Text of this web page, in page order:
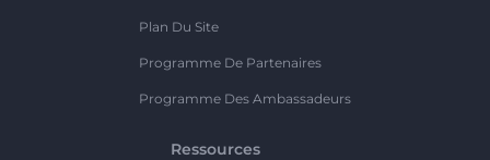
Plan Du Site
Programme De Partenaires
Programme Des Ambassadeurs
Ressources